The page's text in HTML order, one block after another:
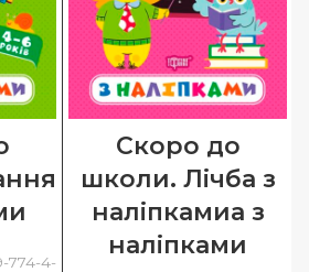
774-4-
Скоро до
школи. Лічба з
наліпкамиа з
наліпками